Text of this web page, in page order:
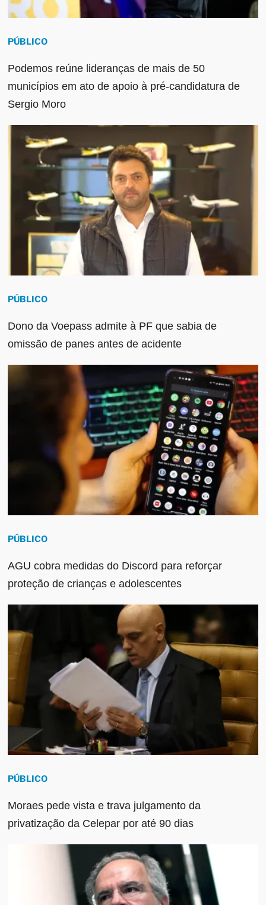
PÚBLICO
Podemos reúne lideranças de mais de 50
municípios em ato de apoio à pré-candidatura de
Sergio Moro
PÚBLICO
Dono da Voepass admite à PF que sabia de
omissão de panes antes de acidente
PÚBLICO
AGU cobra medidas do Discord para reforçar
proteção de crianças e adolescentes
PÚBLICO
Moraes pede vista e trava julgamento da
privatização da Celepar por até 90 dias